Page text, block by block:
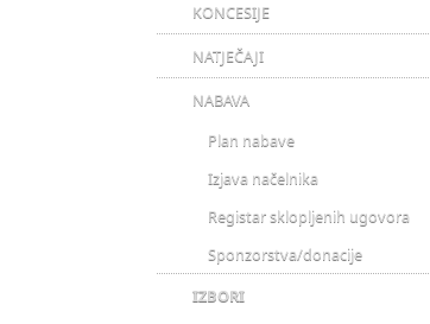
KONCESIJE
NATJEČAJI
NABAVA
Plan nabave
Izjava načelnika
Registar sklopljenih ugovora
Sponzorstva/donacije
IZBORI